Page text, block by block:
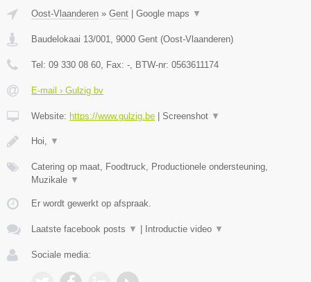
Oost-Vlaanderen » Gent Google maps ▼
Baudelokaai 13/001 9000 Gent (Oost-Vlaanderen)
Tel: 09 330 08 60 , Fax: - , BTW-nr: 0563611174
E-mail › Gulzig bv
Website: https://www.gulzig.be Screenshot ▼
Hoi, ▼
Catering op maat, Foodtruck, Productionele ondersteuning,
Muzikale ▼
Er wordt gewerkt op afspraak.
Laatste facebook posts ▼ Introductie video ▼
Sociale media: